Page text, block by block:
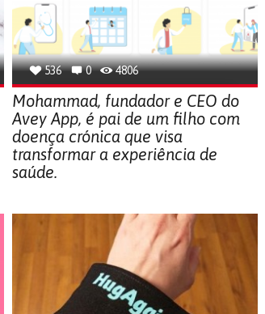
536 0 4806
Mohammad, fundador e CEO do
Avey App, é pai de um filho com
doença crónica que visa
transformar a experiência de
saúde.